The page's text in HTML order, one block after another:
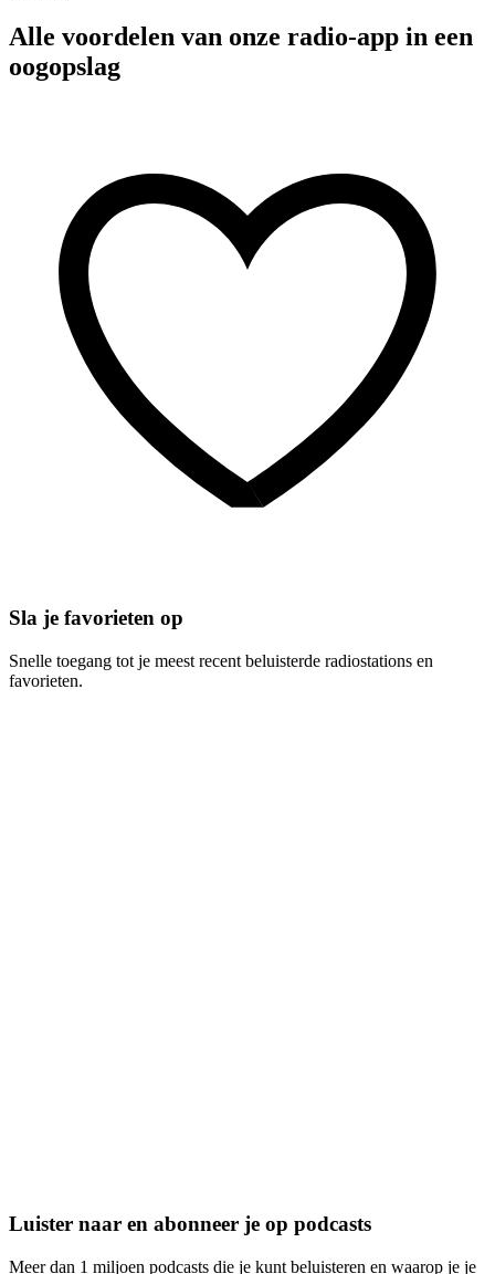
Alle voordelen van onze radio-app in een
oogopslag
Sla je favorieten op
Snelle toegang tot je meest recent beluisterde radiostations en
favorieten.
Luister naar en abonneer je op podcasts
Meer dan 1 miljoen podcasts die je kunt beluisteren en waarop je je